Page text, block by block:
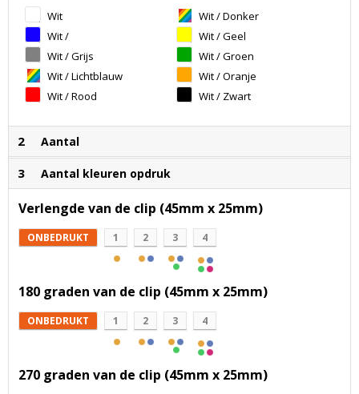
Wit
Wit / Donker
Rood
Wit /
Donkerblauw
Wit / Geel
Wit / Grijs
Wit / Groen
Wit / Lichtblauw
Wit / Oranje
Wit / Rood
Wit / Zwart
2 Aantal
3 Aantal kleuren opdruk
Verlengde van de clip (45mm x 25mm)
ONBEDRUKT 1 2 3 4
180 graden van de clip (45mm x 25mm)
ONBEDRUKT 1 2 3 4
270 graden van de clip (45mm x 25mm)